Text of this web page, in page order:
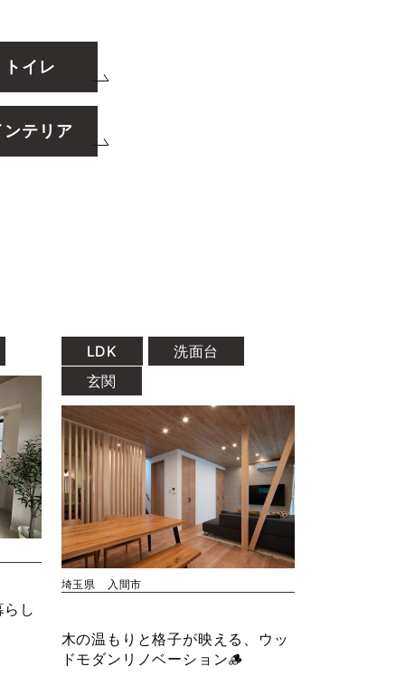
トイレ
ンテリア
し
LDK
洗面台
玄関
埼玉県 入間市
木の温もりと格子が映える、ウッ
ドモダンリノベーション🪵